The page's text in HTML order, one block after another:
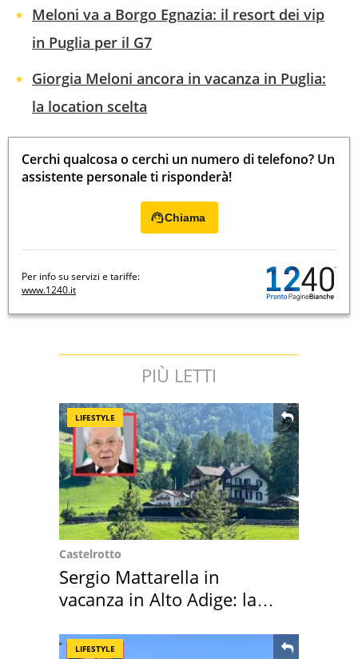
Meloni va a Borgo Egnazia: il resort dei vip
in Puglia per il G7
Giorgia Meloni ancora in vacanza in Puglia:
la location scelta
Cerchi qualcosa o cerchi un numero di telefono? Un
assistente personale ti risponderà!
Chiama
Per info su servizi e tariffe:
www.1240.it
PIÙ LETTI
LIFESTYLE
Castelrotto
Sergio Mattarella in
vacanza in Alto Adige: la
LIFESTYLE